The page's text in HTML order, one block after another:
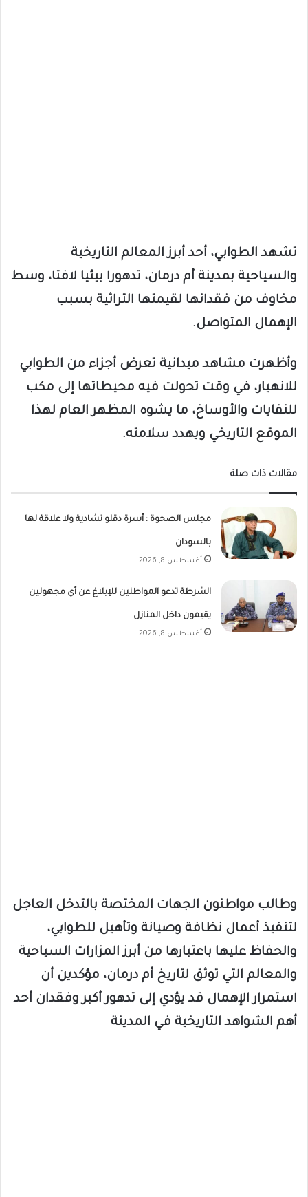
تشهد الطوابي، أحد أبرز المعالم التاريخية
والسياحية بمدينة أم درمان، تدهورا بيئيا لافتا، وسط
مخاوف من فقدانها لقيمتها التراثية بسبب
الإهمال المتواصل.
وأظهرت مشاهد ميدانية تعرض أجزاء من الطوابي
للانهيار، في وقت تحولت فيه محيطاتها إلى مكب
للنفايات والأوساخ، ما يشوه المظهر العام لهذا
الموقع التاريخي ويهدد سلامته.
مقالات ذات صلة
مجلس الصحوة : أسرة دقلو تشادية ولا علاقة لها
بالسودان
أغسطس 8, 2026
الشرطة تدعو المواطنين للإبلاغ عن أي مجهولين
يقيمون داخل المنازل
أغسطس 8, 2026
وطالب مواطنون الجهات المختصة بالتدخل العاجل
لتنفيذ أعمال نظافة وصيانة وتأهيل للطوابي،
والحفاظ عليها باعتبارها من أبرز المزارات السياحية
والمعالم التي توثق لتاريخ أم درمان، مؤكدين أن
استمرار الإهمال قد يؤدي إلى تدهور أكبر وفقدان أحد
أهم الشواهد التاريخية في المدينة